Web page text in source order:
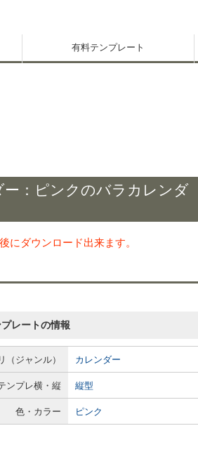
有料テンプレート
：ピンクのバラカレンダ
にダウンロード出来ます。
レートの情報
（ジャンル） カレンダー
ンプレ横・縦 縦型
色・カラー ピンク